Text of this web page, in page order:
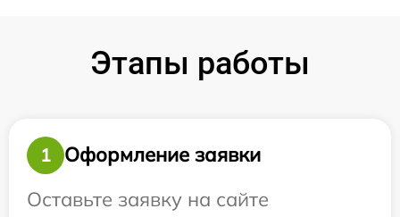
Этапы работы
1
Оформление заявки
Оставьте заявку на сайте